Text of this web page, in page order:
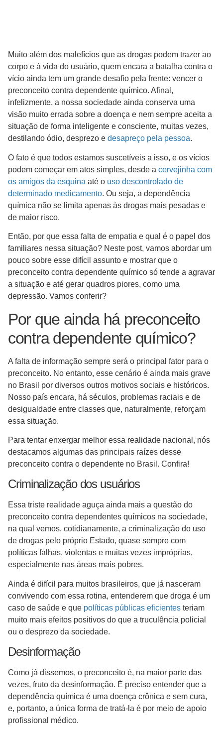
Muito além dos malefícios que as drogas podem trazer ao
corpo e à vida do usuário, quem encara a batalha contra o
vício ainda tem um grande desafio pela frente: vencer o
preconceito contra dependente químico. Afinal,
infelizmente, a nossa sociedade ainda conserva uma
visão muito errada sobre a doença e nem sempre aceita a
situação de forma inteligente e consciente, muitas vezes,
destilando ódio, desprezo e desapreço pela pessoa.
O fato é que todos estamos suscetíveis a isso, e os vícios
podem começar em atos simples, desde a cervejinha com
os amigos da esquina até o uso descontrolado de
determinado medicamento. Ou seja, a dependência
química não se limita apenas às drogas mais pesadas e
de maior risco.
Então, por que essa falta de empatia e qual é o papel dos
familiares nessa situação? Neste post, vamos abordar um
pouco sobre esse difícil assunto e mostrar que o
preconceito contra dependente químico só tende a agravar
a situação e até gerar quadros piores, como uma
depressão. Vamos conferir?
Por que ainda há preconceito
contra dependente químico?
A falta de informação sempre será o principal fator para o
preconceito. No entanto, esse cenário é ainda mais grave
no Brasil por diversos outros motivos sociais e históricos.
Nosso país encara, há séculos, problemas raciais e de
desigualdade entre classes que, naturalmente, reforçam
essa situação.
Para tentar enxergar melhor essa realidade nacional, nós
destacamos algumas das principais raízes desse
preconceito contra o dependente no Brasil. Confira!
Criminalização dos usuários
Essa triste realidade aguça ainda mais a questão do
preconceito contra dependentes químicos na sociedade,
na qual vemos, cotidianamente, a criminalização do uso
de drogas pelo próprio Estado, quase sempre com
políticas falhas, violentas e muitas vezes impróprias,
especialmente nas áreas mais pobres.
Ainda é difícil para muitos brasileiros, que já nasceram
convivendo com essa rotina, entenderem que droga é um
caso de saúde e que políticas públicas eficientes teriam
muito mais efeitos positivos do que a truculência policial
ou o desprezo da sociedade.
Desinformação
Como já dissemos, o preconceito é, na maior parte das
vezes, fruto da desinformação. É preciso entender que a
dependência química é uma doença crônica e sem cura,
e, portanto, a única forma de tratá-la é por meio de apoio
profissional médico.